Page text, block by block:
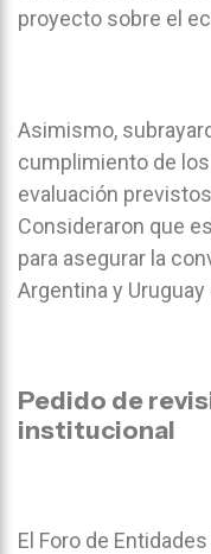
proyecto sobre el
Asimismo,
cumplimiento de
evaluación
Consideraron que
para asegurar la
Argentina y
Pedido de
institucional
El Foro de